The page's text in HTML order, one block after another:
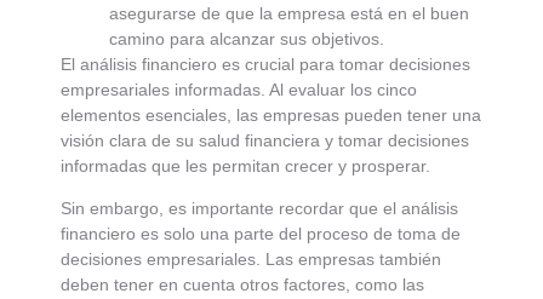
asegurarse de que la empresa está en el buen
camino para alcanzar sus objetivos.
El análisis financiero es crucial para tomar decisiones
empresariales informadas. Al evaluar los cinco
elementos esenciales, las empresas pueden tener una
visión clara de su salud financiera y tomar decisiones
informadas que les permitan crecer y prosperar.
Sin embargo, es importante recordar que el análisis
financiero es solo una parte del proceso de toma de
decisiones empresariales. Las empresas también
deben tener en cuenta otros factores, como las